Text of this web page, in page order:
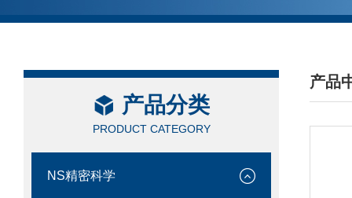
产品分类
PRODUCT CATEGORY
NS精密科学
产品
/